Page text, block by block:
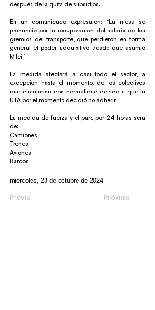
después de la quita de subsidios.
En un comunicado expresaron: “La mesa se
pronunció por la recuperación del salario de los
gremios del transporte, que perdieron en forma
general el poder adquisitivo desde que asumió
Milei”
La medida afectará a casi todo el sector, a
excepción hasta el momento, de los colectivos
que circularían con normalidad debido a que la
UTA por el momento decidió no adherir.
La medida de fuerza y el paro por 24 horas será
de:
Camiones
Trenes
Aviones
Barcos
miércoles, 23 de octubre de 2024
Previa Próxima